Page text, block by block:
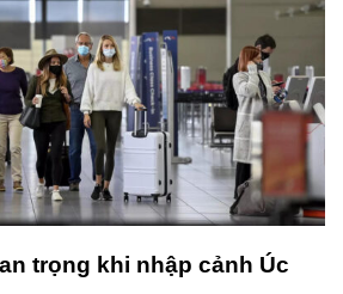
trọng khi nhập cảnh Úc